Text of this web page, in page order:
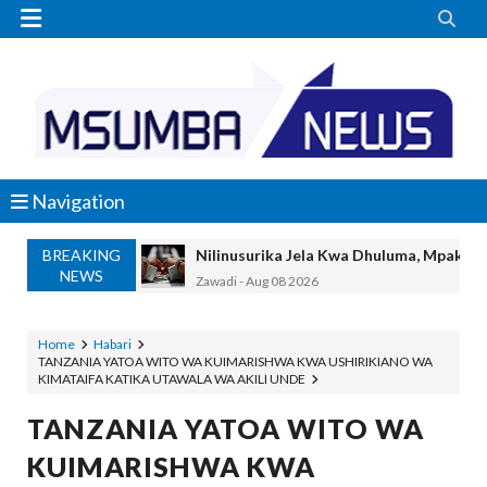
 
Navigation
BREAKING
NEWS
Nilinusurika Jela Kwa Dhuluma, Mpaka
Zawadi -Aug 08 2026
MGALU APONGEZA HATUA ZA
WMA YAPONGEZWA KWA
OKULY BLOG- Aug 08 2026
TBS Yaendelea Kutoa Elimu Ya
Home
Habari
TANZANIA YATOA WITO WA KUIMARISHWA KWA USHIRIKIANO WA
KIMATAIFA KATIKA UTAWALA WA AKILI UNDE
TANZANIA YATOA WITO WA
KUIMARISHWA KWA